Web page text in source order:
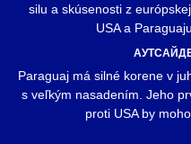
silu a skúsenosti z
USA a
Paraguaj má silné korene v
s veľkým nasadením. Jeho
proti USA by